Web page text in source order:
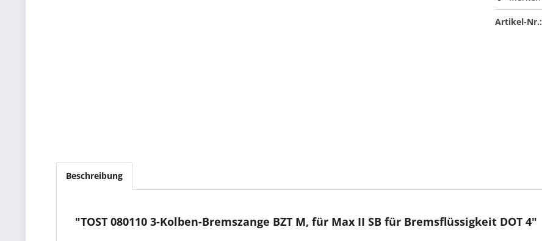
Artikel-Nr.:
Beschreibung
"TOST 080110 3-Kolben-Bremszange BZT M, für Max II SB für Bremsflüssigkeit DOT 4"